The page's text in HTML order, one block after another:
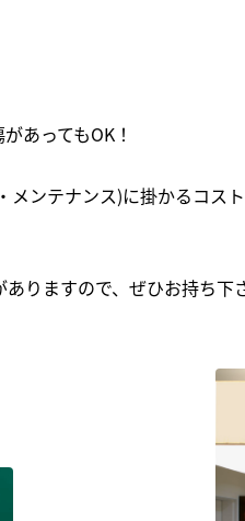
あってもOK！
ンテナンス)に掛かるコス
りますので、ぜひお持ち下